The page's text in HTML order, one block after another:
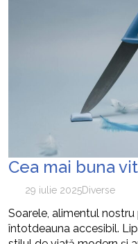
Cea mai buna
29 iulie 2025Diverse
Soarele, alimentul
întotdeauna accesibil.